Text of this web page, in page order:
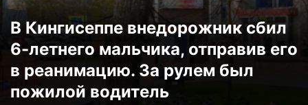
В Кингисеппе внедорожник сбил
6-летнего мальчика, отправив его
в реанимацию. За рулем был
пожилой водитель